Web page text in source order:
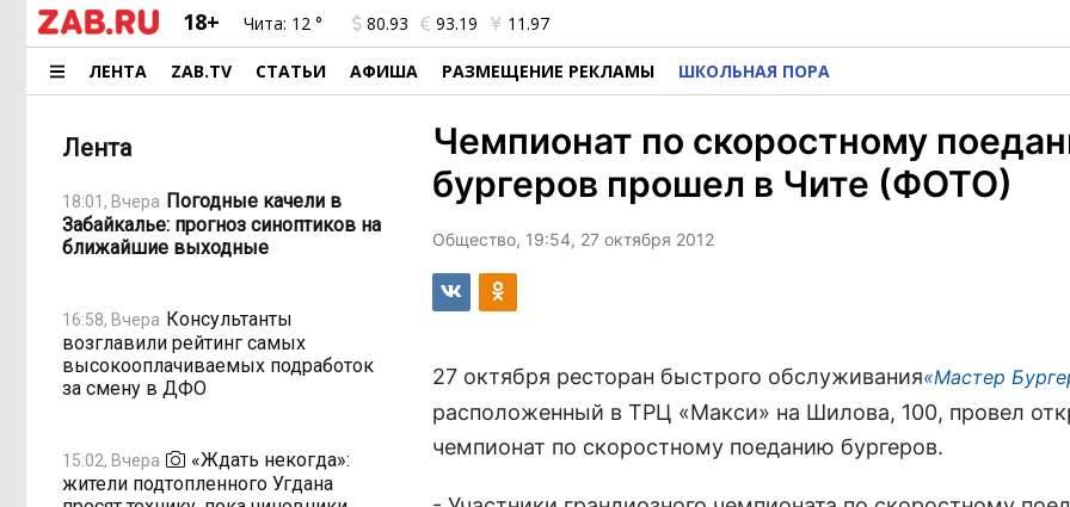
18+ Чита: 12 ° 80.93 93.19 11.97
ЛЕНТА ZAB.TV СТАТЬИ АФИША РАЗМЕЩЕНИЕ РЕКЛАМЫ ШКОЛЬНАЯ ПОРА
Лента
18:01, Вчера Погодные качели в
Забайкалье: прогноз синоптиков на
ближайшие выходные
16:58, Вчера Консультанты
возглавили рейтинг самых
высокооплачиваемых подработок
за смену в ДФО
15:02, Вчера
«Ждать некогда»:
жители подтопленного Угдана
Чемпионат по скоростному
бургеров прошел в Чите (ФОТО)
Общество, 19:54, 27 октября 2012
27 октября ресторан быстрого обслуживания«Мастер
расположенный в ТРЦ «Макси» на Шилова, 100, провел
чемпионат по скоростному поеданию бургеров.